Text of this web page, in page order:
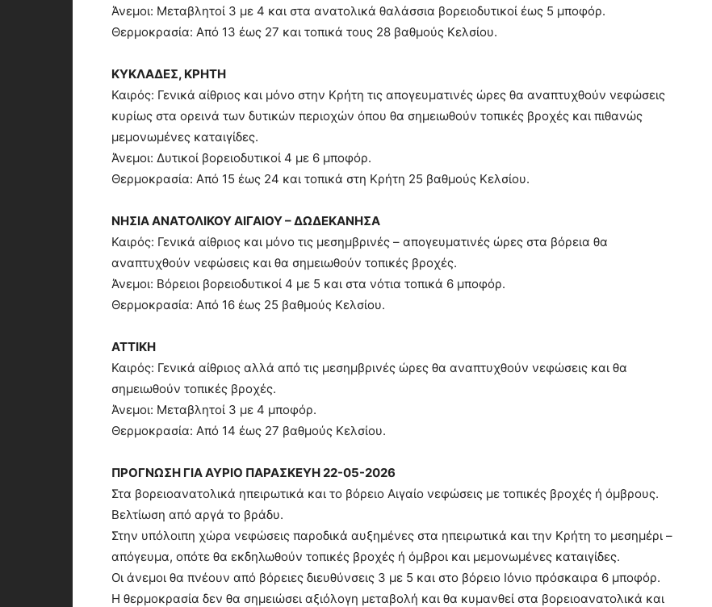
Άνεμοι: Μεταβλητοί 3 με 4 και στα ανατολικά θαλάσσια βορειοδυτικοί έως 5 μποφόρ.
Θερμοκρασία: Από 13 έως 27 και τοπικά τους 28 βαθμούς Κελσίου.
ΚΥΚΛΑΔΕΣ, ΚΡΗΤΗ
Καιρός: Γενικά αίθριος και μόνο στην Κρήτη τις απογευματινές ώρες θα αναπτυχθούν νεφώσεις
κυρίως στα ορεινά των δυτικών περιοχών όπου θα σημειωθούν τοπικές βροχές και πιθανώς
μεμονωμένες καταιγίδες.
Άνεμοι: Δυτικοί βορειοδυτικοί 4 με 6 μποφόρ.
Θερμοκρασία: Από 15 έως 24 και τοπικά στη Κρήτη 25 βαθμούς Κελσίου.
ΝΗΣΙΑ ΑΝΑΤΟΛΙΚΟΥ ΑΙΓΑΙΟΥ – ΔΩΔΕΚΑΝΗΣΑ
Καιρός: Γενικά αίθριος και μόνο τις μεσημβρινές – απογευματινές ώρες στα βόρεια θα
αναπτυχθούν νεφώσεις και θα σημειωθούν τοπικές βροχές.
Άνεμοι: Βόρειοι βορειοδυτικοί 4 με 5 και στα νότια τοπικά 6 μποφόρ.
Θερμοκρασία: Από 16 έως 25 βαθμούς Κελσίου.
ΑΤΤΙΚΗ
Καιρός: Γενικά αίθριος αλλά από τις μεσημβρινές ώρες θα αναπτυχθούν νεφώσεις και θα
σημειωθούν τοπικές βροχές.
Άνεμοι: Μεταβλητοί 3 με 4 μποφόρ.
Θερμοκρασία: Από 14 έως 27 βαθμούς Κελσίου.
ΠΡΟΓΝΩΣΗ ΓΙΑ ΑΥΡΙΟ ΠΑΡΑΣΚΕΥΗ 22-05-2026
Στα βορειοανατολικά ηπειρωτικά και το βόρειο Αιγαίο νεφώσεις με τοπικές βροχές ή όμβρους.
Βελτίωση από αργά το βράδυ.
Στην υπόλοιπη χώρα νεφώσεις παροδικά αυξημένες στα ηπειρωτικά και την Κρήτη το μεσημέρι –
απόγευμα, οπότε θα εκδηλωθούν τοπικές βροχές ή όμβροι και μεμονωμένες καταιγίδες.
Οι άνεμοι θα πνέουν από βόρειες διευθύνσεις 3 με 5 και στο βόρειο Ιόνιο πρόσκαιρα 6 μποφόρ.
Η θερμοκρασία δεν θα σημειώσει αξιόλογη μεταβολή και θα κυμανθεί στα βορειοανατολικά και